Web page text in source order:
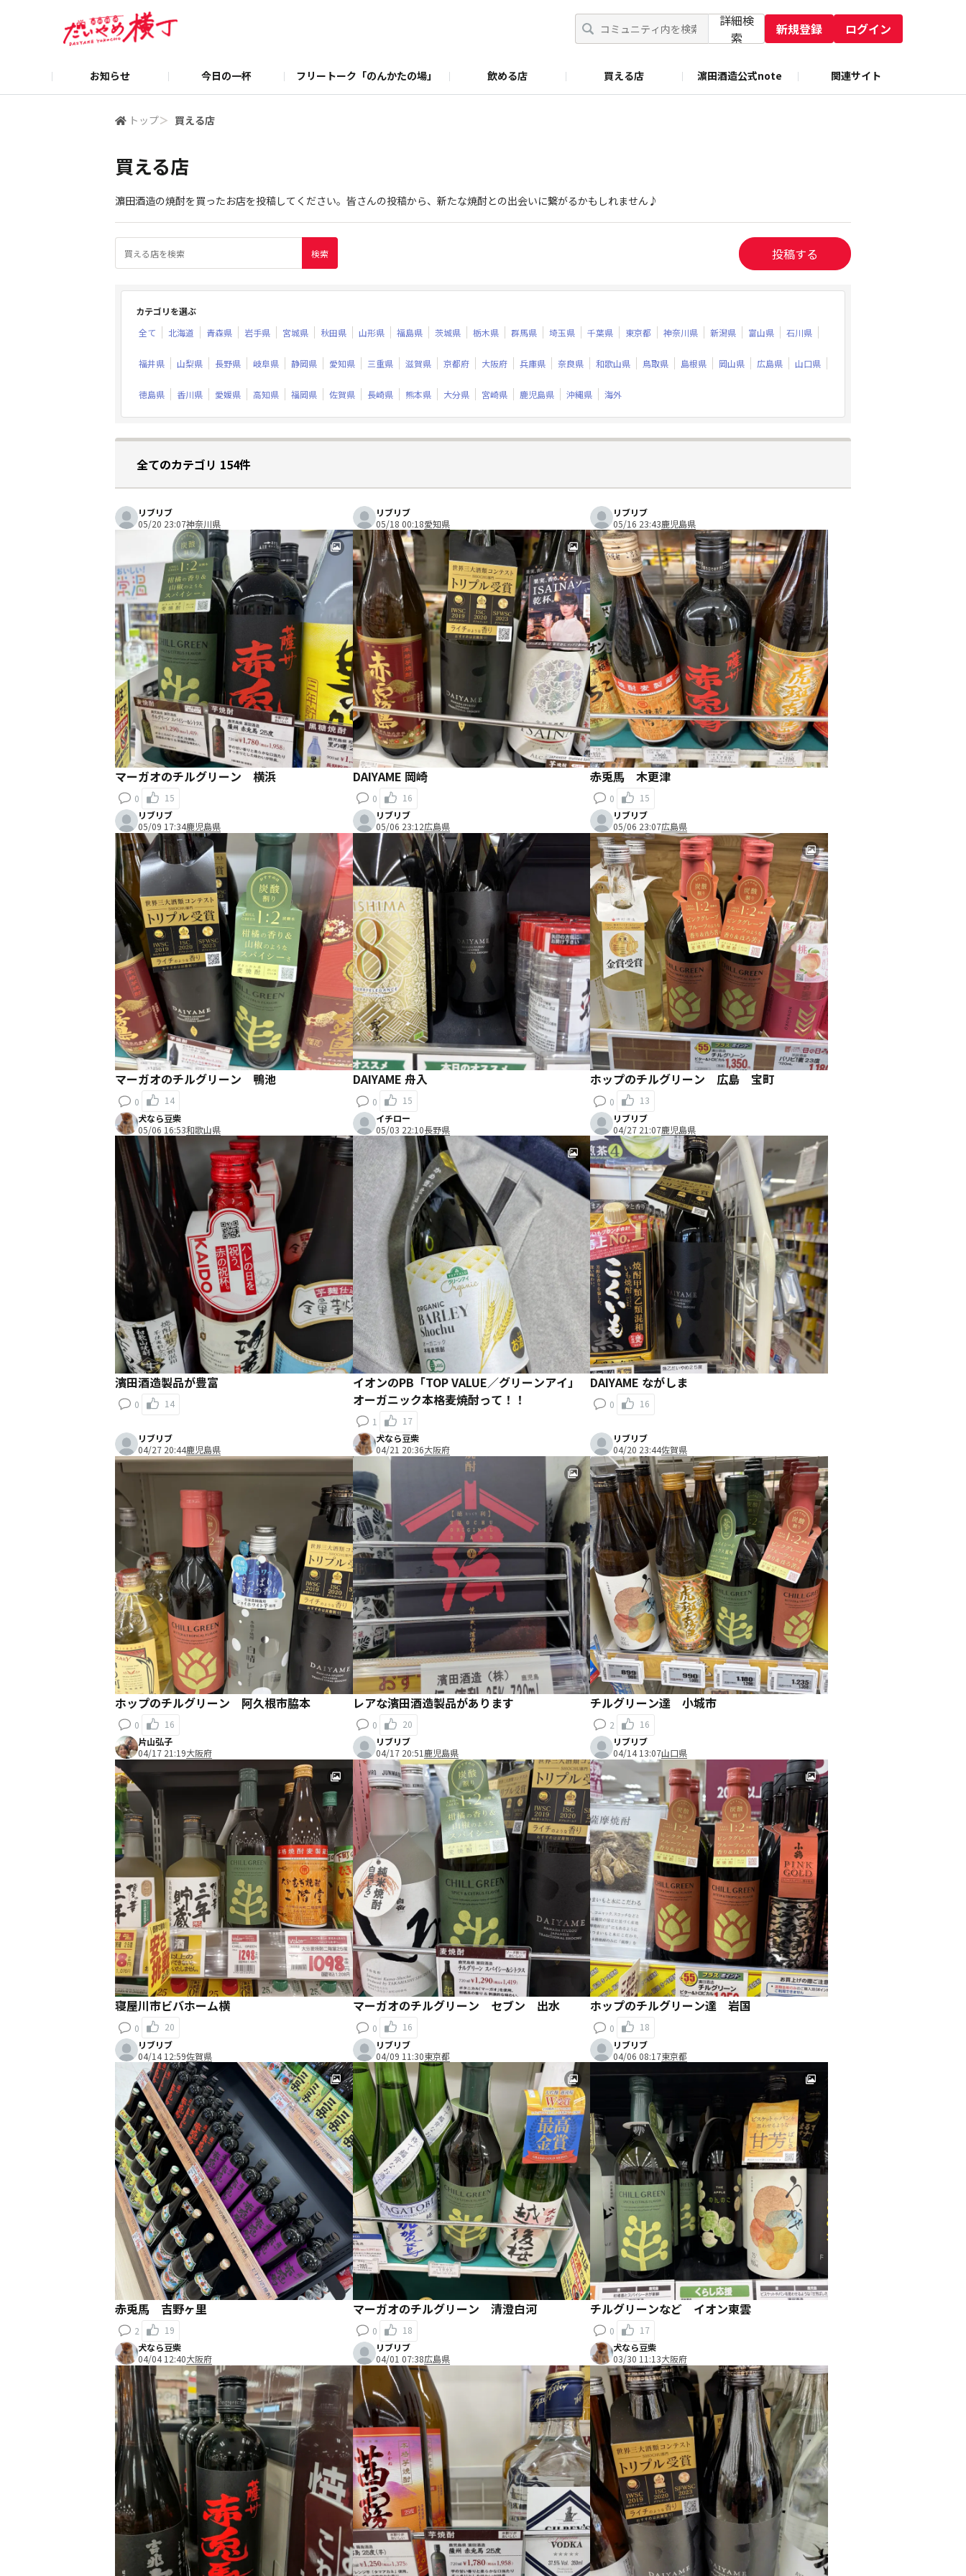
詳細検
索
新規登録 ログイン
お知らせ 今日の一杯 フリートーク「のんかたの場」 飲める店 買える店 濵田酒造公式note 関連サイト
トップ＞ 買える店
買える店
濵田酒造の焼酎を買ったお店を投稿してください。皆さんの投稿から、新たな焼酎との出会いに繋がるかもしれません♪
投稿する
カテゴリを選ぶ
全て
北海道 青森県 岩手県 宮城県 秋田県 山形県 福島県 茨城県 栃木県 群馬県 埼玉県 千葉県 東京都 神奈川県 新潟県 富山県 石川県
福井県 山梨県 長野県 岐阜県 静岡県 愛知県 三重県 滋賀県 京都府 大阪府 兵庫県 奈良県 和歌山県 鳥取県 島根県 岡山県 広島県 山口県
徳島県 香川県 愛媛県 高知県 福岡県 佐賀県 長崎県 熊本県 大分県 宮崎県 鹿児島県 沖縄県 海外
全てのカテゴリ 154件
リブリブ
05/20 23:07神奈川県
マーガオのチルグリーン 横浜
0 15
リブリブ
05/18 00:18愛知県
DAIYAME 岡崎
0 16
リブリブ
05/16 23:43鹿児島県
赤兎馬 木更津
0
15
リブリブ
05/09 17:34鹿児島県
マーガオのチルグリーン 鴨池
0 14
リブリブ
05/06 23:12広島県
DAIYAME 舟入
0 15
リブリブ
05/06 23:07広島県
ホップのチルグリーン 広島 宝町
0
13
犬なら豆柴
05/06 16:53和歌山県
濱田酒造製品が豊富
0 14
イチロー
05/03 22:10長野県
イオンのPB「TOP VALUE／グリーンアイ」
オーガニック本格麦焼酎って！！
1 17
リブリブ
04/27 21:07鹿児島県
DAIYAME ながしま
0 16
リブリブ
04/27 20:44鹿児島県
ホップのチルグリーン 阿久根市脇本
0 16
犬なら豆柴
04/21 20:36大阪府
レアな濱田酒造製品があります
0 20
リブリブ
04/20 23:44佐賀県
チルグリーン達 小城市
2
16
片山弘子
04/17 21:19大阪府
寝屋川市ビバホーム横
0 20
リブリブ
04/17 20:51 鹿児島県
マーガオのチルグリーン セブン 出水
0 16
リブリブ
04/14 13:07山口県
ホップのチルグリーン達 岩国
0
18
リブリブ
04/14 12:59佐賀県
赤兎馬 吉野ヶ里
2 19
リブリブ
04/09 11:30東京都
マーガオのチルグリーン 清澄白河
0 18
リブリブ
04/06 08:17東京都
チルグリーンなど イオン東雲
0
17
犬なら豆柴
04/04 12:40大阪府
リブリブ
04/01 07:38広島県
犬なら豆柴
03/30 11:13大阪府